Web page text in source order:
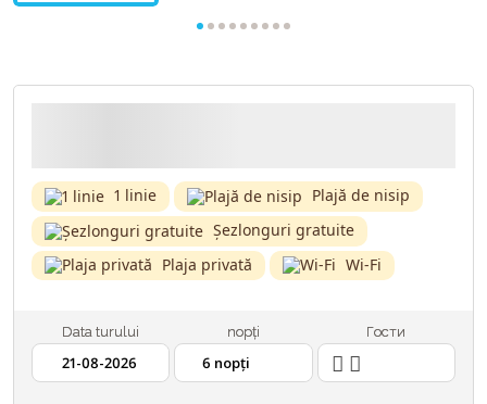
1 linie
Plajă de nisip
Șezlonguri gratuite
Plaja privată
Wi-Fi
Data turului nopți Гости